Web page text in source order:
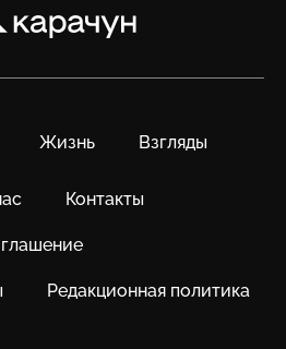
Жизнь Взгляды
Контакты
Редакционная политика